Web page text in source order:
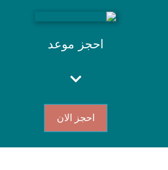
احجز موعد
احجز الان